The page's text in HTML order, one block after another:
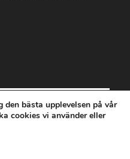
bästa upplevelsen på vår
cookies vi använder eller